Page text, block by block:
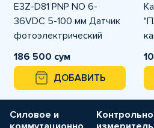
E3Z-D81 PNP NO 6-
36VDC 5-100 мм Датчик
фотоэлектрический
диапазон срабатывания
5-100мм
186 500 сум
ДОБАВИТЬ
Силовое и